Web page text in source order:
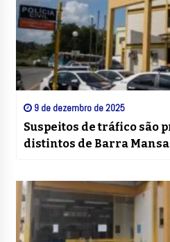
9 de dezembro de 2025
Suspeitos de tráfico são
distintos de Barra Mansa